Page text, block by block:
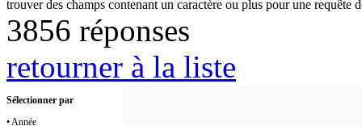
3856 réponses
retourner à la liste
Sélectionner par
• Année